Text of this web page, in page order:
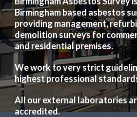
Birmingham based asbestos
providing management,
demolition surveys for
and residential premises.
We work to very strict
highest professional
All our external laboratories
accredited.